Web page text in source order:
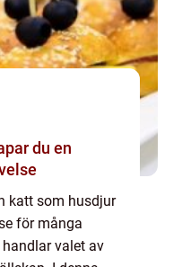
katt som husdjur
för många
valet av